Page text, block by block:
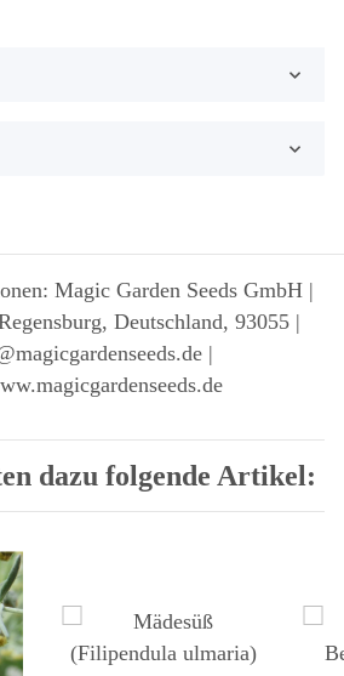
Magic Garden Seeds GmbH |
Deutschland, 93055 |
|
dazu folgende Artikel: